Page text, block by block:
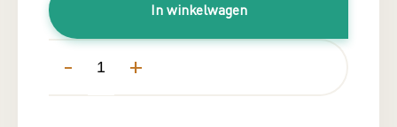
In winkelwagen
- +